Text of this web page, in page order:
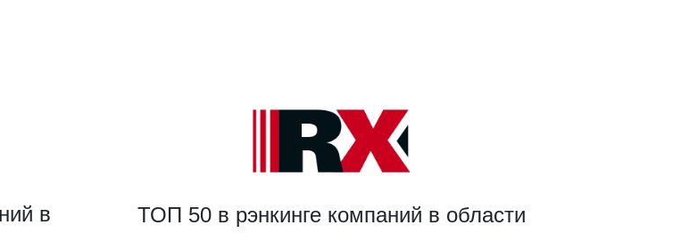
в
ТОП 50 в рэнкинге компаний в области